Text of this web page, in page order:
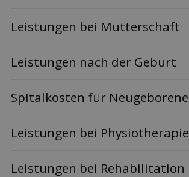
Leis­tungen bei Mutterschaft
Leis­tungen nach der Geburt
Spitalkosten für Neugeborene
Leis­tungen bei Physiotherapie
Leis­tungen bei Rehabilitation